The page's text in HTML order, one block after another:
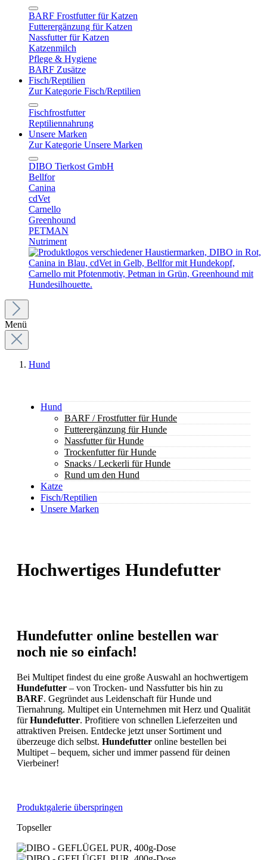
BARF Frostfutter für Katzen
Futterergänzung für Katzen
Nassfutter für Katzen
Katzenmilch
Pflege & Hygiene
BARF Zusätze
Fisch/Reptilien
Zur Kategorie Fisch/Reptilien
Fischfrostfutter
Reptiliennahrung
Unsere Marken
Zur Kategorie Unsere Marken
DIBO Tierkost GmbH
Bellfor
Canina
cdVet
Carnello
Greenhound
PETMAN
Nutriment
Menü
Hund
Hund
BARF / Frostfutter für Hunde
Futterergänzung für Hunde
Nassfutter für Hunde
Trockenfutter für Hunde
Snacks / Leckerli für Hunde
Rund um den Hund
Katze
Fisch/Reptilien
Unsere Marken
Hochwertiges Hundefutter
Hundefutter online bestellen war
noch nie so einfach!
Bei Multipet findest du eine große Auswahl an hochwertigem
Hundefutter – von Trocken- und Nassfutter bis hin zu
BARF. Gegründet aus Leidenschaft für Hunde und
Tiernahrung. Multipet ein Unternehmen mit Herz und Qualität
fürHundefutter. Profitiere von schnellen Lieferzeiten und
attraktiven Preisen. Entdecke jetzt unser Sortiment und
überzeuge dich selbst. Hundefutter online bestellen bei
Multipet – bequem, sicher und immer passend für deinen
Vierbeiner!
Produktgalerie überspringen
Topseller